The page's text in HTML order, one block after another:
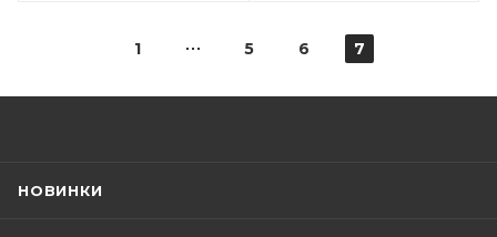
1 5 6 7
НОВИНКИ